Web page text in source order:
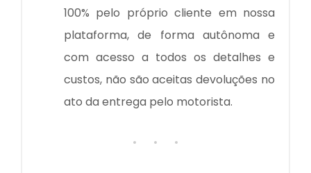
100% pelo próprio cliente em nossa
plataforma, de forma autônoma e
com acesso a todos os detalhes e
custos, não são aceitas devoluções no
ato da entrega pelo motorista.